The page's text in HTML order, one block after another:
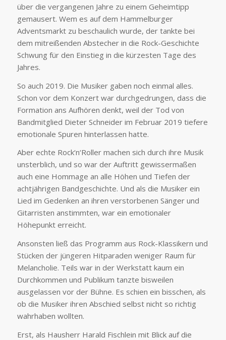
über die vergangenen Jahre zu einem Geheimtipp
gemausert. Wem es auf dem Hammelburger
Adventsmarkt zu beschaulich wurde, der tankte bei
dem mitreißenden Abstecher in die Rock-Geschichte
Schwung für den Einstieg in die kürzesten Tage des
Jahres.
So auch 2019. Die Musiker gaben noch einmal alles.
Schon vor dem Konzert war durchgedrungen, dass die
Formation ans Aufhören denkt, weil der Tod von
Bandmitglied Dieter Schneider im Februar 2019 tiefere
emotionale Spuren hinterlassen hatte.
Aber echte Rock‘n‘Roller machen sich durch ihre Musik
unsterblich, und so war der Auftritt gewissermaßen
auch eine Hommage an alle Höhen und Tiefen der
achtjährigen Bandgeschichte. Und als die Musiker ein
Lied im Gedenken an ihren verstorbenen Sänger und
Gitarristen anstimmten, war ein emotionaler
Höhepunkt erreicht.
Ansonsten ließ das Programm aus Rock-Klassikern und
Stücken der jüngeren Hitparaden weniger Raum für
Melancholie. Teils war in der Werkstatt kaum ein
Durchkommen und Publikum tanzte bisweilen
ausgelassen vor der Bühne. Es schien ein bisschen, als
ob die Musiker ihren Abschied selbst nicht so richtig
wahrhaben wollten.
Erst, als Hausherr Harald Fischlein mit Blick auf die